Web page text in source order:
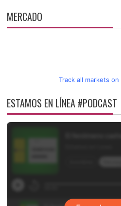
MERCADO
Track all markets
ESTAMOS EN LÍNEA #PODCAST